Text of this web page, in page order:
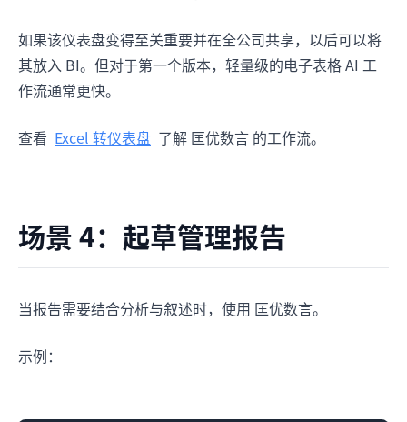
如果该仪表盘变得至关重要并在全公司共享，以后可以将
其放入 BI。但对于第一个版本，轻量级的电子表格 AI 工
作流通常更快。
查看 Excel 转仪表盘 了解 匡优数言 的工作流。
场景 4：起草管理报告
当报告需要结合分析与叙述时，使用 匡优数言。
示例：